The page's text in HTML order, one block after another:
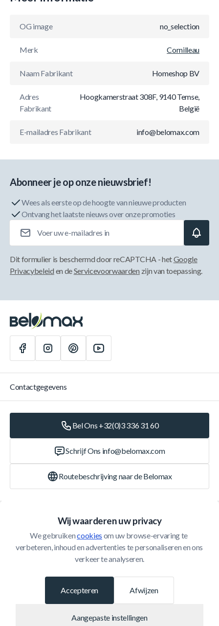
OG image no_selection
Merk Cornilleau
Naam Fabrikant Homeshop BV
Adres
Fabrikant
Hoogkamerstraat 308F, 9140 Temse,
België
E-mailadres Fabrikant info@belomax.com
Wij waarderen uw privacy
We gebruiken cookies om uw browse-ervaring te
verbeteren, inhoud en advertenties te personaliseren en ons
verkeer te analyseren.
Afwijzen
Aangepaste instellingen
Accepteren
Abonneer je op onze nieuwsbrief!
Wees als eerste op de hoogte van nieuwe producten
Ontvang het laatste nieuws over onze promoties
Dit formulier is beschermd door reCAPTCHA - hetGoogle
Privacybeleid en deServicevoorwaarden zijn van toepassing.
Klantenservice
Contactgegevens
Bel Ons +32(0)3 336 31 60
Schrijf Ons info@belomax.com
Routebeschrijving naar de Belomax